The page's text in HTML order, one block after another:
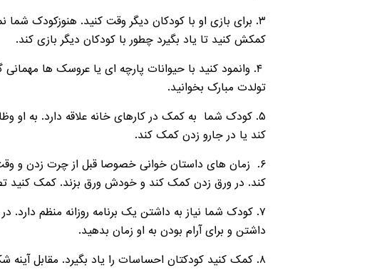
۳. برای بازی او با کودکان دیگر وقت کنید. هنوزکودک
کمکش کنید تا یاد بگیرد چطور با کودکان دیگر بازی کند.
۴. وانمود کنید با حیوانات پارچه ای یا عروسک ها
تولدت مبارک بخوانید.
۵. کودک شما به کمک در کارهای خانه علاقه دارد. به او
کند یا در جارو زدن کمک کند.
۶. زمان های داستان خوانی خصوصا قبل از چرت زدن و
کند. در ورق زدن کمک کند و خودش ورق بزند. کمک کنید
۷. کودک شما نیاز به داشتن یک برنامه روزانه منظم
داشتن و برای آرام بودن به او زمان بدهید.
۸. کمک کنید کودکتان احساسات را یاد بگیرد. مقابل آینه شکلک خوشحال، ناراحت، عصبانی در بیاورید. اين کارسرگرمی خوبی است